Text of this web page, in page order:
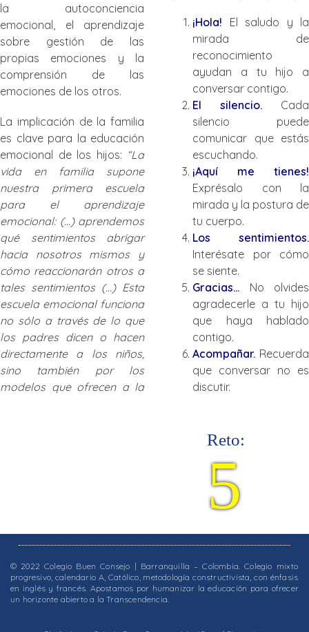
la autoconciencia
emocional, el aprendizaje
sobre gestión de las
propias emociones y la
comprensión de las
emociones de los otros.
La implicación de la familia
es clave para la educación
emocional de los hijos: “La
vida en familia supone
nuestra primera escuela
para el aprendizaje
emocional: (…) aprendemos
qué sentimientos abrigar
hacia nosotros mismos y
cómo reaccionarán otros a
tales sentimientos (…) Esta
escuela emocional funciona
no sólo a través de lo que
los padres dicen o hacen
directamente a los niños,
sino también por los
modelos que ofrecen a la
¡Hola! El saludo y la
mirada de
reconocimiento
ayudan a tu hijo a
conversar contigo.
El silencio. Cada
silencio puede
comunicar que estás
escuchando.
¡Aquí me tienes!
Exprésalo con la
mirada y la postura de
tu cuerpo.
Los sentimientos.
Interésate por cómo
se siente.
Gracias… No olvides
agradecerle a tu hijo
que haya hablado
contigo.
Acompañar. Recuerda
que conversar no es
discutir.
Reto:
5
© 2022 Colegio Buen Consejo | Barranquilla – Colombia. Colegio mixto
progresivo, calendario A, Católico, metodología constructivista, con énfasis
en inglés y francés. Apostamos por humanizar la educación para ofrecer
un horizonte abierto a la Transcendencia.